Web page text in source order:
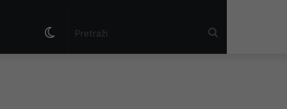
Switch